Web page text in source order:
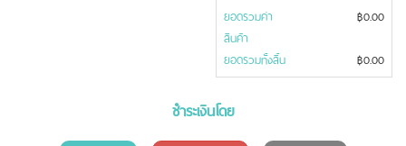
ยอดรวมค่า
สินค้า
฿0.00
ยอดรวมทั้งสิ้น ฿0.00
ชำระเงินโดย